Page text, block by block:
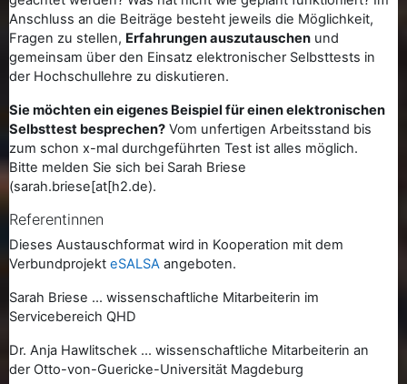
Anschluss an die Beiträge besteht jeweils die Möglichkeit,
Fragen zu stellen, Erfahrungen auszutauschen und
gemeinsam über den Einsatz elektronischer Selbsttests in
der Hochschullehre zu diskutieren.
Sie möchten ein eigenes Beispiel für einen elektronischen
Selbsttest besprechen? Vom unfertigen Arbeitsstand bis
zum schon x-mal durchgeführten Test ist alles möglich.
Bitte melden Sie sich bei Sarah Briese
(sarah.briese[at[h2.de).
Referentinnen
Dieses Austauschformat wird in Kooperation mit dem
Verbundprojekt eSALSA angeboten.
Sarah Briese ... wissenschaftliche Mitarbeiterin im
Servicebereich QHD
Dr. Anja Hawlitschek ... wissenschaftliche Mitarbeiterin an
der Otto-von-Guericke-Universität Magdeburg